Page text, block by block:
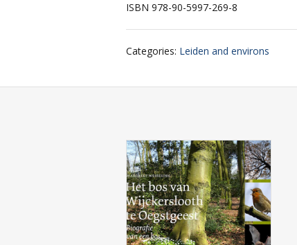
ISBN 978-90-5997-269-8
Categories: Leiden and environs